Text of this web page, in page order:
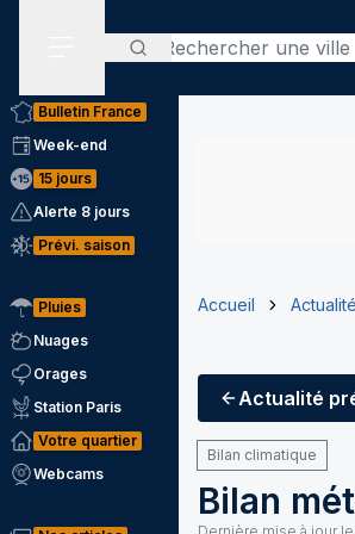
Rechercher
Bulletin France
Week-end
15 jours
Alerte 8 jours
Prévi. saison
Pluies
Nuages
Orages
Station Paris
Votre quartier
Webcams
Accueil
Actualité
Bilan climatique
Bilan